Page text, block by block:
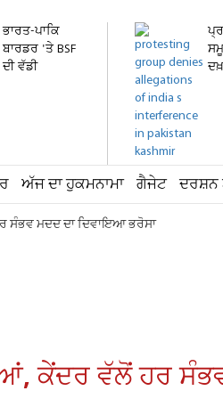
ਭਾਰਤ-ਪਾਕਿ
ਬਾਰਡਰ 'ਤੇ BSF
ਦੀ ਵੱਡੀ
ਅੱਜ ਦਾ ਹੁਕਮਨਾਮਾ ਗੈਜੇਟ ਦਰਸ਼ਨ
ਸੰਭਵ ਮਦਦ ਦਾ ਦਿਵਾਇਆ ਭਰੋਸਾ
ਕੇਂਦਰ ਵੱਲੋਂ ਹਰ